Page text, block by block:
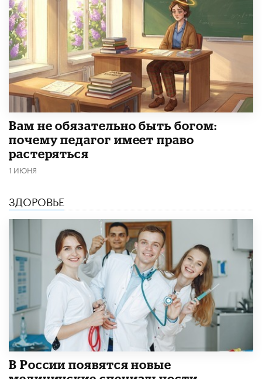
​Вам не обязательно быть богом:
почему педагог имеет право
растеряться
1 ИЮНЯ
ЗДОРОВЬЕ
В России появятся новые